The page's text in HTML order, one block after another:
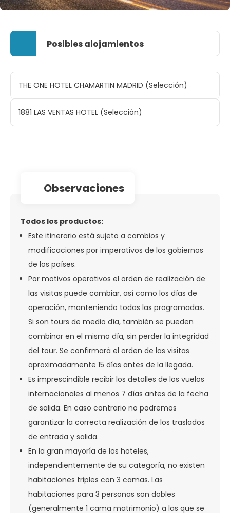
Posibles alojamientos
THE ONE HOTEL CHAMARTIN MADRID (Selección)
1881 LAS VENTAS HOTEL (Selección)
observaciones
Todos los productos:
Este itinerario está sujeto a cambios y
modificaciones por imperativos de los gobiernos
de los países.
Por motivos operativos el orden de realización de
las visitas puede cambiar, así como los días de
operación, manteniendo todas las programadas.
Si son tours de medio día, también se pueden
combinar en el mismo día, sin perder la integridad
del tour. Se confirmará el orden de las visitas
aproximadamente 15 días antes de la llegada.
Es imprescindible recibir los detalles de los vuelos
internacionales al menos 7 días antes de la fecha
de salida. En caso contrario no podremos
garantizar la correcta realización de los traslados
de entrada y salida.
En la gran mayoría de los hoteles,
independientemente de su categoría, no existen
habitaciones triples con 3 camas. Las
habitaciones para 3 personas son dobles
(generalmente 1 cama matrimonio) a las que se